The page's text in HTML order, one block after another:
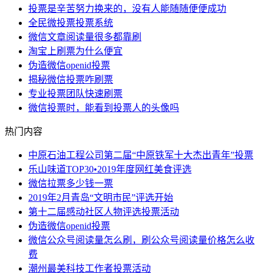
投票是辛苦努力换来的，没有人能随随便便成功
全民微投票投票系统
微信文章阅读量很多都靠刷
淘宝上刷票为什么便宜
伪造微信openid投票
揭秘微信投票咋刷票
专业投票团队快速刷票
微信投票时，能看到投票人的头像吗
热门内容
中原石油工程公司第二届“中原铁军十大杰出青年”投票
乐山味道TOP30•2019年度网红美食评选
微信拉票多少钱一票
2019年2月青岛“文明市民”评选开始
第十二届感动社区人物评选投票活动
伪造微信openid投票
微信公众号阅读量怎么刷，刷公众号阅读量价格怎么收
费
潮州最美科技工作者投票活动